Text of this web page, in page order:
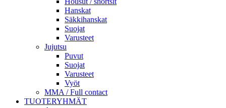
Hanskat
Säkkihanskat
Suojat
Varusteet
Jujutsu
Puvut
Suojat
Varusteet
Vyöt
MMA / Full contact
TUOTERYHMÄT